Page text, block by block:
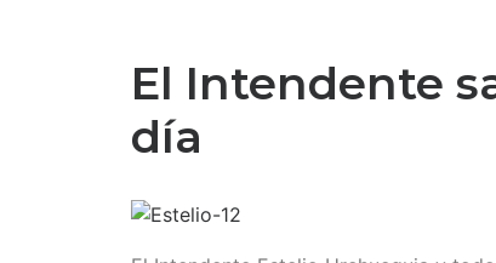
El Intendente
día